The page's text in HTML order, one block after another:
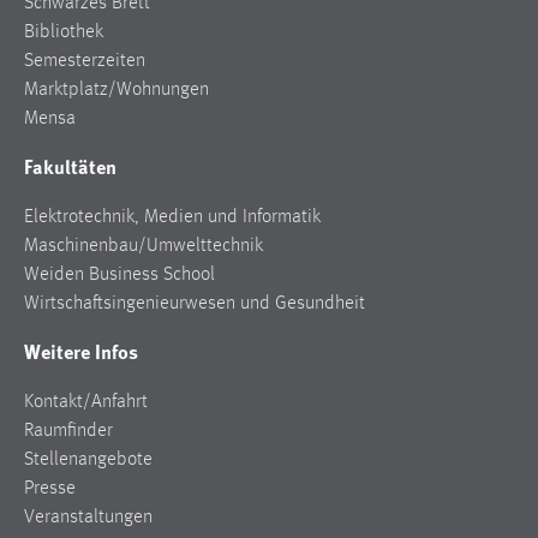
Bibliothek
Semesterzeiten
Marktplatz/Wohnungen
Mensa
Fakultäten
Elektrotechnik, Medien und Informatik
Maschinenbau/Umwelttechnik
Weiden Business School
Wirtschaftsingenieurwesen und Gesundheit
Weitere Infos
Kontakt/Anfahrt
Raumfinder
Stellenangebote
Presse
Veranstaltungen
Zweck:
einloggen zu können.
STATISTIK
Statistik Cookies erfassen Informationen anonym.
Diese Informationen helfen uns zu verstehen, wie
Matomo
Name:
_pk_ref, _pk_cvar, _pk_id, _pk_ses
Zweck: